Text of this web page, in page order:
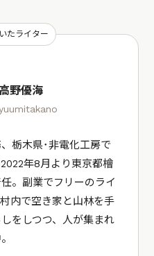
たライター
高野優海
栃木県･非電化工房で
年8月より東京都檜
。副業でフリーのライ
内で空き家と山林を手
をしつつ、人が集まれ